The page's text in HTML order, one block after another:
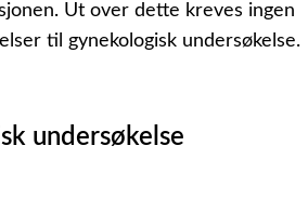
Ut over dette kreves ingen
til gynekologisk undersøkelse.
undersøkelse